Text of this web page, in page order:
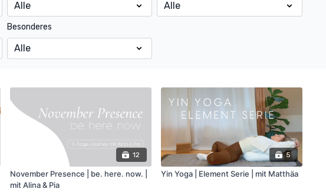
Besonderes
12
November Presence | be. here. now. |
mit Alina & Pia
5
Yin Yoga | Element Serie | mit Matthäa